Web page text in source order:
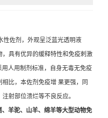
性佐剂，外观呈泛蓝光透明液
具有优异的缓释特性和免疫刺激
人用制剂标准，自身无毒无免疫
比，本佐剂免疫增 果更强，同
射部位溃烂等不良反应。
、羊驼、山羊、绵羊等大型动物免